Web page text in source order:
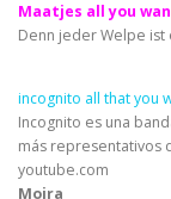
Maatjes all you
Denn jeder Welpe ist
incognito all that you
Incognito es una
más representativos
youtube.com
Moira